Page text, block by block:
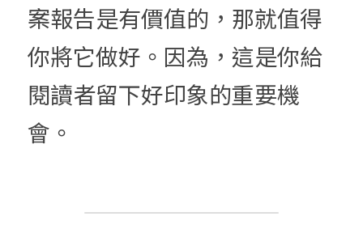
案報告是有價值的，那就值得
你將它做好。因為，這是你給
閱讀者留下好印象的重要機
會。